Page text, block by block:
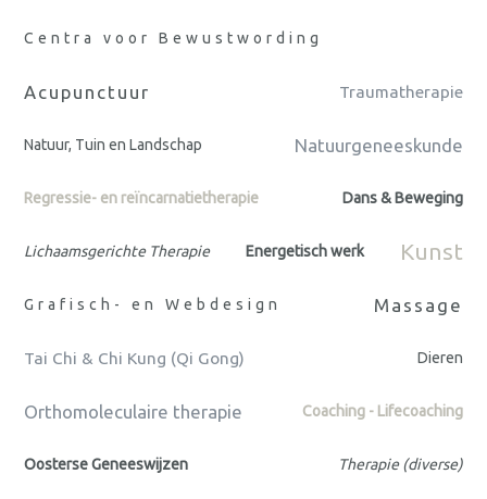
Centra voor Bewustwording
Acupunctuur Traumatherapie
Natuur, Tuin en Landschap Natuurgeneeskunde
Regressie- en reïncarnatietherapie Dans & Beweging
Lichaamsgerichte Therapie Energetisch werk Kunst
Grafisch- en Webdesign Massage
Tai Chi & Chi Kung (Qi Gong) Dieren
Orthomoleculaire therapie Coaching - Lifecoaching
Oosterse Geneeswijzen Therapie (diverse)